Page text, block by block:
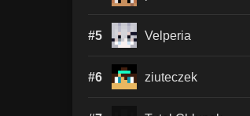
#5 Velperia
#6 ziuteczek